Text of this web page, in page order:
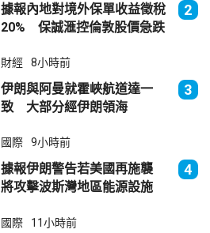
據報內地對境外保單收益徵稅
20% 保誠滙控倫敦股價急跌
2
財經 8小時前
伊朗與阿曼就霍峽航道達一
致 大部分經伊朗領海
3
國際 9小時前
據報伊朗警告若美國再施襲
將攻擊波斯灣地區能源設施
4
國際 11小時前